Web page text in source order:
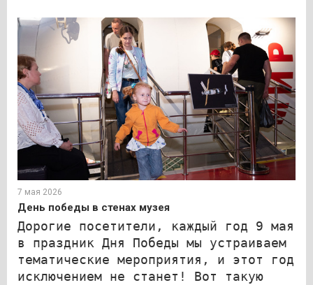
7 мая 2026
День победы в стенах музея
Дорогие посетители, каждый год 9 мая
в праздник Дня Победы мы устраиваем
тематические мероприятия, и этот год
исключением не станет! Вот такую